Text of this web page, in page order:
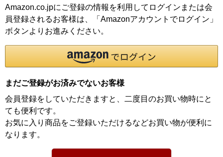
Amazon.co.jpにご登録の情報を利用してログインまたは会
員登録されるお客様は、「Amazonアカウントでログイン」
ボタンよりお進みください。
まだご登録がお済みでないお客様
会員登録をしていただきますと、二度目のお買い物時にと
ても便利です。
お気に入り商品をご登録いただけるなどお買い物が便利に
なります。